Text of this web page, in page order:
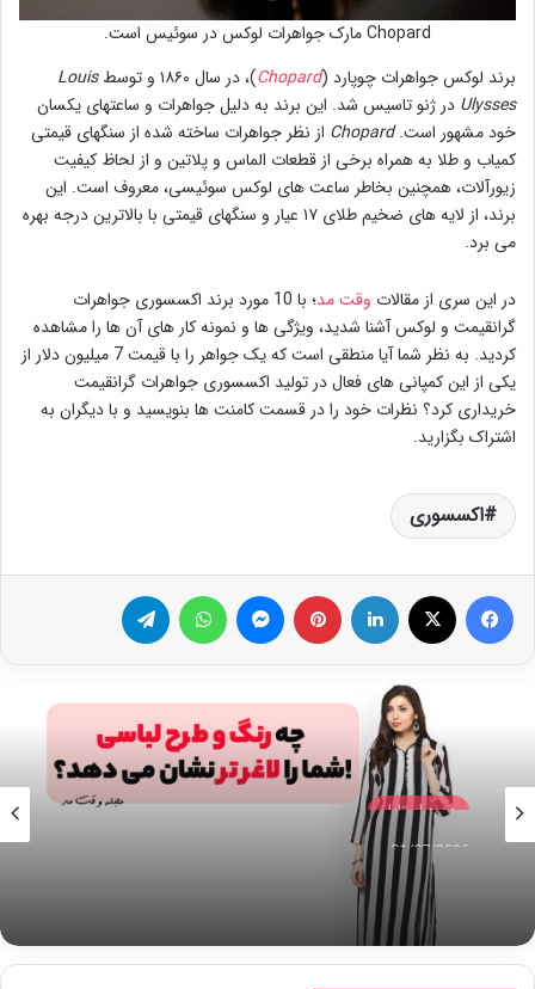
Chopard مارک جواهرات لوکس در سوئیس است.
برند لوکس جواهرات چوپارد (Chopard)، در سال ۱۸۶۰ و توسط
Louis
Ulysses در ژنو تاسیس شد. این برند به دلیل جواهرات و ساعتهای یکسان
خود مشهور است.Chopard از نظر جواهرات ساخته شده از سنگهای قیمتی
کمیاب و طلا به همراه برخی از قطعات الماس و پلاتین و از لحاظ کیفیت
زیورآلات، همچنین بخاطر ساعت های لوکس سوئیسی، معروف است. این
برند، از لایه های ضخیم طلای ۱۷ عیار و سنگهای قیمتی با بالاترین درجه بهره
می برد.
در این سری از مقالات وقت مد
؛ با 10 مورد برند اکسسوری جواهرات
گرانقیمت و لوکس آشنا شدید، ویژگی ها و نمونه کار های آن ها را مشاهده
کردید. به نظر شما آیا منطقی است که یک جواهر را با قیمت 7 میلیون دلار از
یکی از این کمپانی های فعال در تولید اکسسوری جواهرات گرانقیمت
خریداری کرد؟ نظرات خود را در قسمت کامنت ها بنویسید و با دیگران به
اشتراک بگزارید.
اکسسوری
فیس بوک لینکدین ‫پین‌ترست پیام رسان
مد و استایل
01/07/2026
چه رنگهای شما را لاغر تر نشان میدهد؟ چه طرح
هایی شما را لاغرتر نشان میدهد!؟